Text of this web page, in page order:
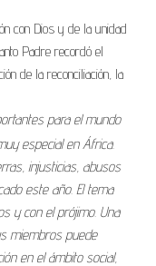
con Dios y de la unidad
Padre recordó el
de la reconciliación, la
para el mundo
especial en África.
injusticias, abusos
este año. El tema
y con el prójimo. Una
miembros puede
en el ámbito social,